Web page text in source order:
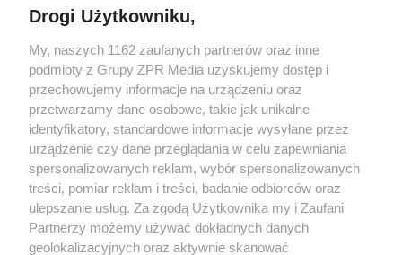
Żaden utwór zamieszczony w serwisie nie może być powielany i
rozpowszechniany lub dalej rozpowszechniany w jakikolwiek sposób (w
tym także elektroniczny lub mechaniczny) na jakimkolwiek polu
eksploatacji w jakiejkolwiek formie, włącznie z umieszczaniem w
Internecie bez pisemnej zgody właściciela praw. Jakiekolwiek użycie lub
wykorzystanie utworów w całości lub w części z naruszeniem prawa,
tzn. bez właściwej zgody, jest zabronione pod groźbą kary i może być
ścigane prawnie.
Drogi Użytkowniku,
My, naszych 1162 zaufanych partnerów oraz inne
podmioty z Grupy ZPR Media uzyskujemy dostęp i
przechowujemy informacje na urządzeniu oraz
przetwarzamy dane osobowe, takie jak unikalne
identyfikatory, standardowe informacje wysyłane przez
urządzenie czy dane przeglądania w celu zapewniania
spersonalizowanych reklam, wybór spersonalizowanych
treści, pomiar reklam i treści, badanie odbiorców oraz
ulepszanie usług. Za zgodą Użytkownika my i Zaufani
Partnerzy możemy używać dokładnych danych
geolokalizacyjnych oraz aktywnie skanować